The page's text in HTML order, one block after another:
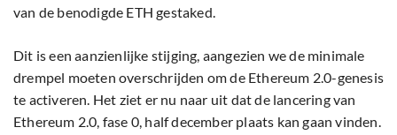
van de benodigde ETH gestaked.
Dit is een aanzienlijke stijging, aangezien we de minimale
drempel moeten overschrijden om de Ethereum 2.0-genesis
te activeren. Het ziet er nu naar uit dat de lancering van
Ethereum 2.0, fase 0, half december plaats kan gaan vinden.